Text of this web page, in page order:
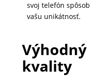
svoj telefón
vašu unikátnosť.
kvality